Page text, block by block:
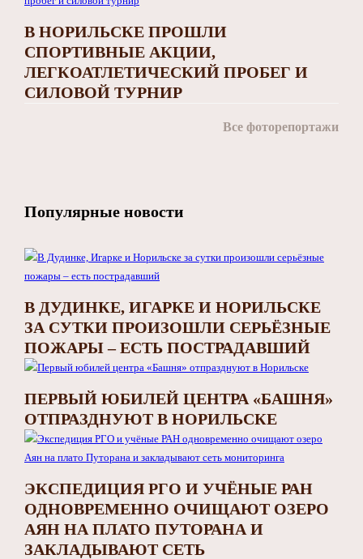
В НОРИЛЬСКЕ ПРОШЛИ
СПОРТИВНЫЕ АКЦИИ,
ЛЕГКОАТЛЕТИЧЕСКИЙ ПРОБЕГ И
СИЛОВОЙ ТУРНИР
Все фоторепортажи
Популярные новости
В ДУДИНКЕ, ИГАРКЕ И НОРИЛЬСКЕ
ЗА СУТКИ ПРОИЗОШЛИ СЕРЬЁЗНЫЕ
ПОЖАРЫ – ЕСТЬ ПОСТРАДАВШИЙ
ПЕРВЫЙ ЮБИЛЕЙ ЦЕНТРА «БАШНЯ»
ОТПРАЗДНУЮТ В НОРИЛЬСКЕ
ЭКСПЕДИЦИЯ РГО И УЧЁНЫЕ РАН
ОДНОВРЕМЕННО ОЧИЩАЮТ ОЗЕРО
АЯН НА ПЛАТО ПУТОРАНА И
ЗАКЛАДЫВАЮТ СЕТЬ